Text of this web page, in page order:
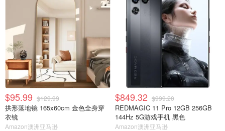
$95.99 $129.99
拱形落地镜 165x60cm 金色全身穿
衣镜
Amazon澳洲亚马逊
$849.32 $999.20
REDMAGIC 11 Pro 12GB 256GB
144Hz 5G游戏手机 黑色
Amazon澳洲亚马逊